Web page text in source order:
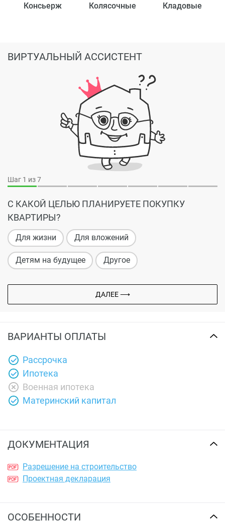
Консьерж Колясочные Кладовые
Шаг 1 из 7
С КАКОЙ ЦЕЛЬЮ ПЛАНИРУЕТЕ ПОКУПКУ
КВАРТИРЫ?
Для жизни Для вложений
Детям на будущее Другое
ДАЛЕЕ ⟶
ВИРТУАЛЬНЫЙ АССИСТЕНТ
ВАРИАНТЫ ОПЛАТЫ
Рассрочка
Ипотека
Военная ипотека
Материнский капитал
ДОКУМЕНТАЦИЯ
Разрешение на строительство
Проектная декларация
ОСОБЕННОСТИ